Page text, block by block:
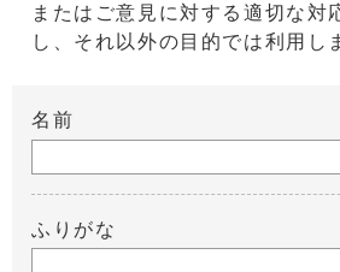
またはご意見に対する適切な対
し、それ以外の目的では利用し
名前
ふりがな